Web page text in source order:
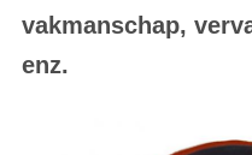
vakmanschap,
enz.